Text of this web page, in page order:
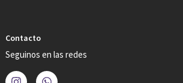
Contacto
Seguinos en las redes